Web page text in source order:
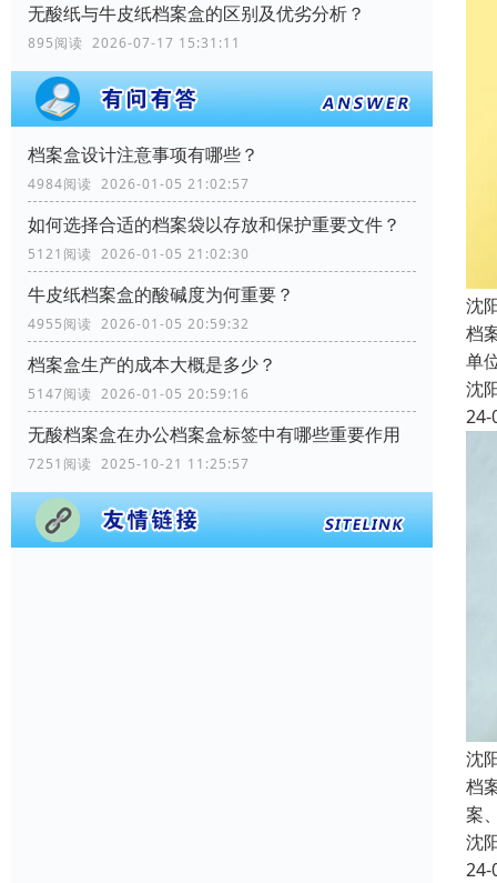
无酸纸与牛皮纸档案盒的区别及优劣分析？
895阅读 2026-07-17 15:31:11
档案盒设计注意事项有哪些？
4984阅读 2026-01-05 21:02:57
如何选择合适的档案袋以存放和保护重要文件？
5121阅读 2026-01-05 21:02:30
牛皮纸档案盒的酸碱度为何重要？
4955阅读 2026-01-05 20:59:32
档案盒生产的成本大概是多少？
5147阅读 2026-01-05 20:59:16
无酸档案盒在办公档案盒标签中有哪些重要作用
7251阅读 2025-10-21 11:25:57
沈
档
单
沈
24-
沈
档
案
沈
24-